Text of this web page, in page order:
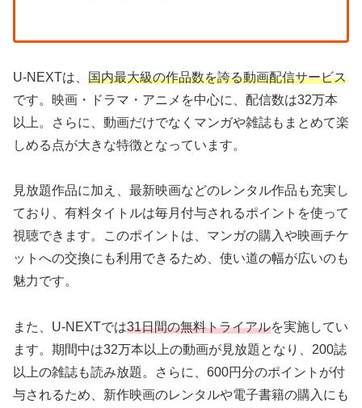
U-NEXTは、 国内最大級の作品数を誇る動画配信サービス
です。映画・ドラマ・アニメを中心に、配信数は32万本
以上。さらに、動画だけでなくマンガや雑誌もまとめて楽
しめる点が大きな特徴となっています。
見放題作品に加え、最新映画などのレンタル作品も充実し
ており、有料タイトルは毎月付与されるポイントを使って
視聴できます。このポイントは、マンガの購入や映画チケ
ットへの交換にも利用できるため、使い道の幅が広いのも
魅力です。
また、U-NEXTでは31日間の無料トライアルを実施してい
ます。期間中は32万本以上の動画が見放題となり、200誌
以上の雑誌も読み放題。さらに、600円分のポイントが付
与されるため、新作映画のレンタルや電子書籍の購入にも